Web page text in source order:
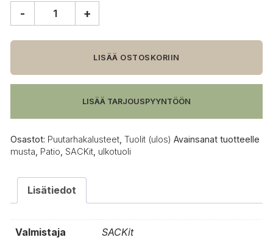
tuoli,
määrä
- +
LISÄÄ OSTOSKORIIN
LISÄÄ TARJOUSPYYNTÖÖN
Osastot: Puutarhakalusteet Tuolit (ulos) Avainsanat tuotteelle
musta Patio SACKit ulkotuoli
Lisätiedot
Valmistaja SACKit